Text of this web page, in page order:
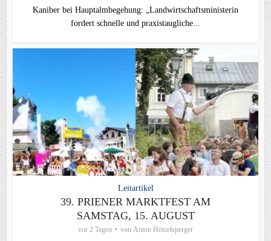
Kaniber bei Hauptalmbegehung: „Landwirtschaftsministerin
fordert schnelle und praxistaugliche...
Leitartikel
39. PRIENER MARKTFEST AM
SAMSTAG, 15. AUGUST
vor 2 Tagen von Anton Hötzelsperger